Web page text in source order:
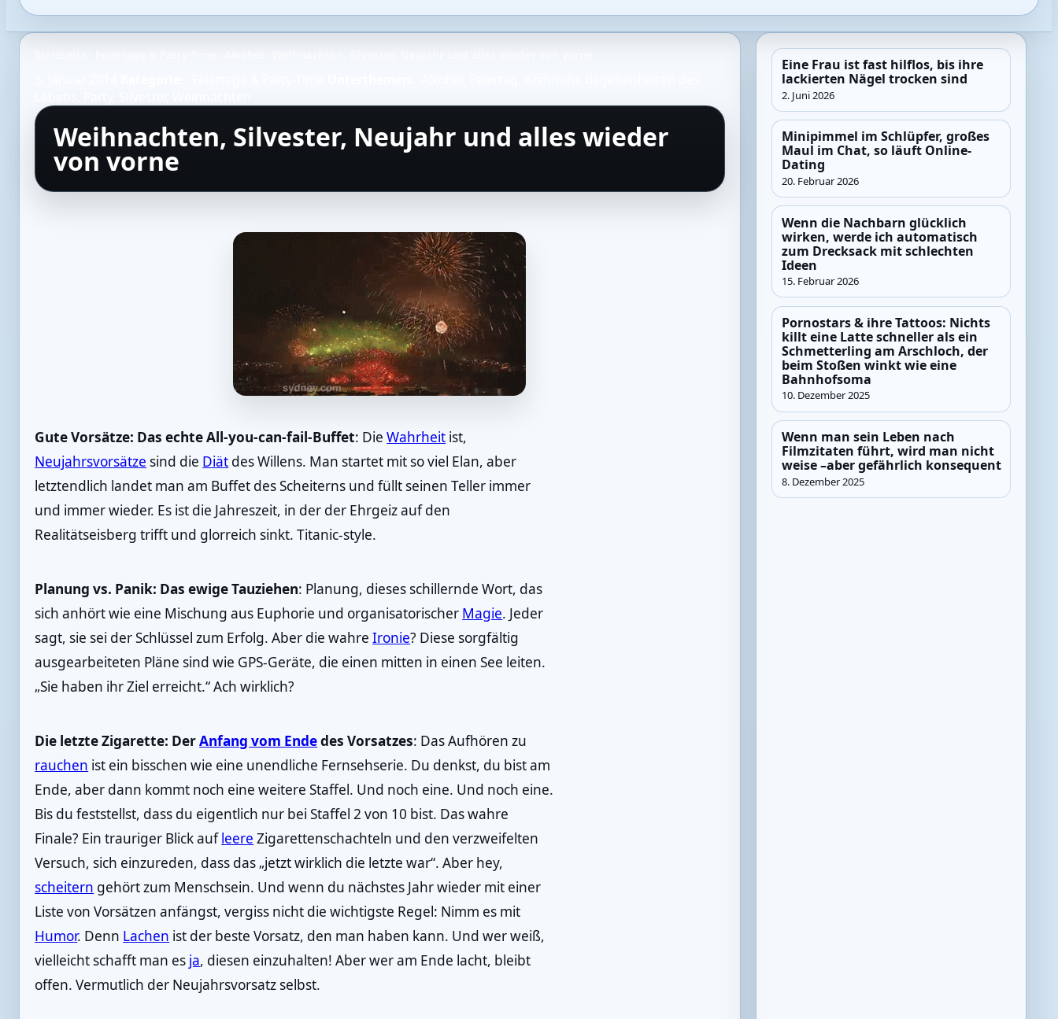
Weihnachten, Silvester, Neujahr und alles wieder
von vorne
Gute Vorsätze: Das echte All-you-can-fail-Buffet: DieWahrheit ist,
Neujahrsvorsätze sind die Diät des Willens. Man startet mit so viel Elan, aber
letztendlich landet man am Buffet des Scheiterns und füllt seinen Teller immer
und immer wieder. Es ist die Jahreszeit, in der der Ehrgeiz auf den
Realitätseisberg trifft und glorreich sinkt. Titanic-style.
Planung vs. Panik: Das ewige Tauziehen: Planung, dieses schillernde Wort, das
sich anhört wie eine Mischung aus Euphorie und organisatorischer Magie. Jeder
sagt, sie sei der Schlüssel zum Erfolg. Aber die wahreIronie? Diese sorgfältig
ausgearbeiteten Pläne sind wie GPS-Geräte, die einen mitten in einen See leiten.
„Sie haben ihr Ziel erreicht.“ Ach wirklich?
Die letzte Zigarette: DerAnfang vom Endedes Vorsatzes: Das Aufhören zu
rauchen ist ein bisschen wie eine unendliche Fernsehserie. Du denkst, du bist am
Ende, aber dann kommt noch eine weitere Staffel. Und noch eine. Und noch eine.
Bis du feststellst, dass du eigentlich nur bei Staffel 2 von 10 bist. Das wahre
Finale? Ein trauriger Blick aufleere Zigarettenschachteln und den verzweifelten
Versuch, sich einzureden, dass das „jetzt wirklich die letzte war“. Aber hey,
scheitern gehört zum Menschsein. Und wenn du nächstes Jahr wieder mit einer
Liste von Vorsätzen anfängst, vergiss nicht die wichtigste Regel: Nimm es mit
Humor. Denn Lachen ist der beste Vorsatz, den man haben kann. Und wer weiß,
vielleicht schafft man es ja, diesen einzuhalten! Aber wer am Ende lacht, bleibt
offen. Vermutlich der Neujahrsvorsatz selbst.
Eine Frau ist fast hilflos, bis ihre
lackierten Nägel trocken sind
2. Juni 2026
Minipimmel im Schlüpfer, großes
Maul im Chat, so läuft Online-
Dating
20. Februar 2026
Wenn die Nachbarn glücklich
wirken, werde ich automatisch
zum Drecksack mit schlechten
Ideen
15. Februar 2026
Pornostars & ihre Tattoos: Nichts
killt eine Latte schneller als ein
Schmetterling am Arschloch, der
beim Stoßen winkt wie eine
Bahnhofsoma
10. Dezember 2025
Wenn man sein Leben nach
Filmzitaten führt, wird man nicht
weise –aber gefährlich konsequent
8. Dezember 2025